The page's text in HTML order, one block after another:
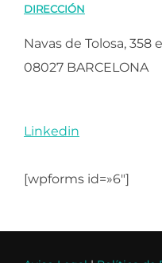
DIRECCIÓN
Navas de Tolosa, 358
08027 BARCELONA
Linkedin
[wpforms id=»6″]